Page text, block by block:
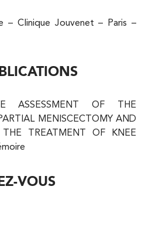
– Clinique Jouvenet – Paris –
ASSESSMENT OF THE
MENISCECTOMY AND
THE TREATMENT OF KNEE
VOUS
75017 Paris
Balnéothérapie